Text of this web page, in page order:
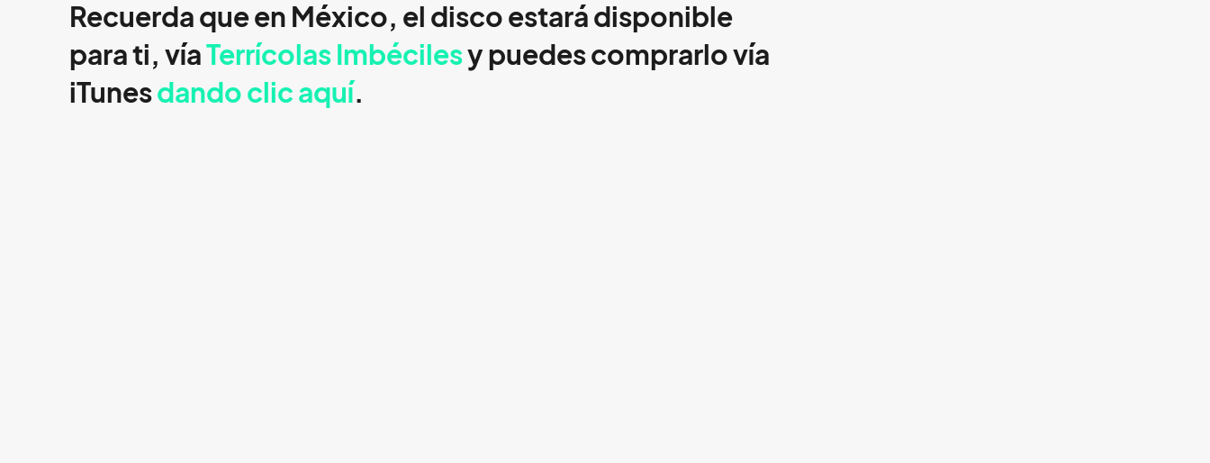
Recuerda que en México, el disco estará disponible
para ti, víaTerrícolas Imbécilesy puedes comprarlo vía
iTunesdando clic aquí.